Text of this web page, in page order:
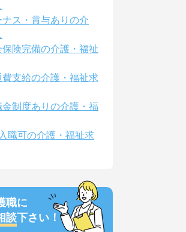
ス・賞与ありの介
険完備の介護・福祉
支給の介護・福祉求
制度ありの介護・福
職可の介護・福祉求
職に
談下さい！